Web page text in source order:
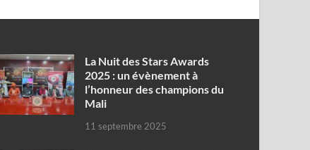
‎La Nuit des Stars Awards
2025 : un évènement à
l’honneur des champions du
Mali
11 septembre 2025